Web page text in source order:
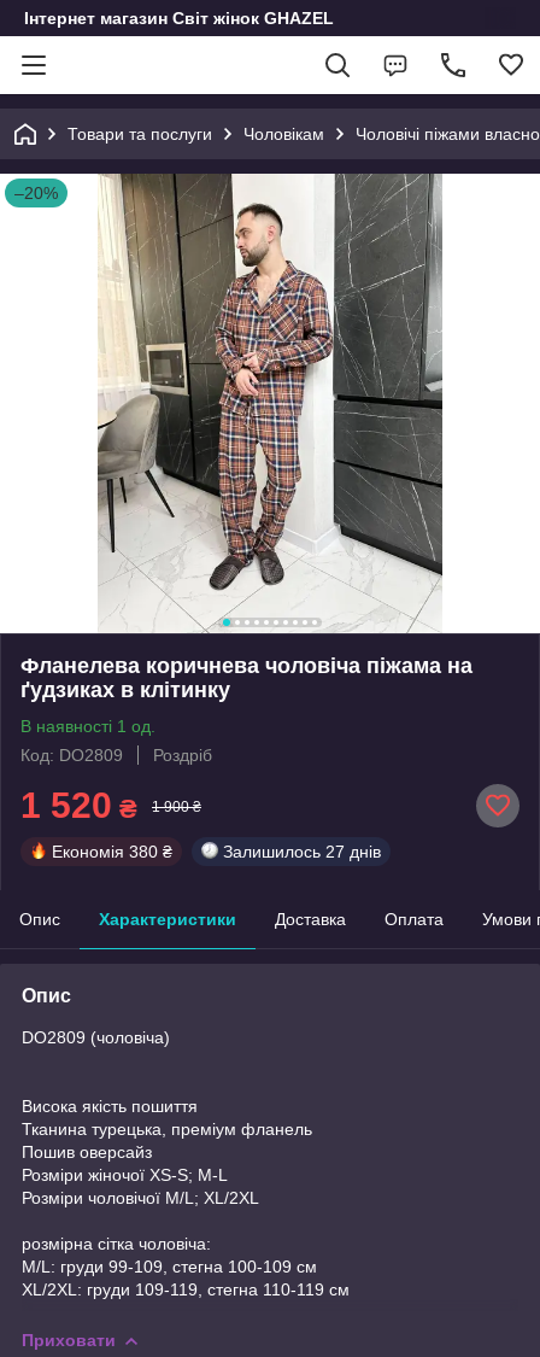
Інтернет магазин Світ жінок GHAZEL
Товари та послуги Чоловікам Чоловічі піжами
–20%
Фланелева коричнева чоловіча піжама на
ґудзиках в клітинку
В наявності 1 од.
Код: DO2809
Роздріб
1 520 ₴ 1 900 ₴
Економія 380 ₴ Залишилось 27 днів
Опис Характеристики Доставка Оплата Умови
Опис
DO2809 (чоловіча)
Висока якість пошиття
Тканина турецька, преміум фланель
Пошив оверсайз
Розміри жіночої XS-S; M-L
Розміри чоловічої М/L; XL/2XL
розмірна сітка чоловіча:
M/L: груди 99-109, стегна 100-109 см
XL/2XL: груди 109-119, стегна 110-119 см
Приховати